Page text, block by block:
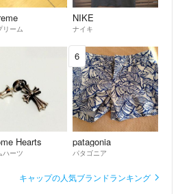
リーム
NIKE
ナイキ
Hearts
ハーツ
6
patagonia
パタゴニア
キャップの人気ブランドランキング